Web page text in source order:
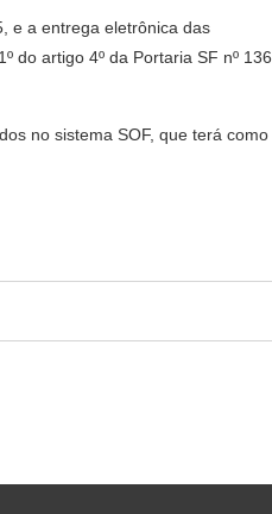
e a entrega eletrônica das
do artigo 4º da Portaria SF nº 136
no sistema SOF, que terá como